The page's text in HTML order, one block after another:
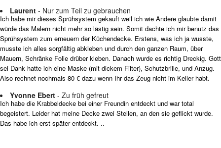
Laurent - Nur zum Teil zu gebrauchen
Ich habe mir dieses Sprühsystem gekauft weil ich wie Andere glaubte damit
würde das Malern nicht mehr so lästig sein. Somit dachte ich mir benutz das
Sprühsystem zum erneuern der Küchendecke. Erstens, was ich ja wusste,
musste ich alles sorgfältig abkleben und durch den ganzen Raum, über
Mauern, Schränke Folie drüber kleben. Danach wurde es richtig Dreckig. Gott
sei Dank hatte ich eine Maske (mit dickem Filter), Schutzbrille, und Anzug.
Also rechnet nochmals 80 € dazu wenn Ihr das Zeug nicht im Keller habt.
Yvonne Ebert - Zu früh gefreut
Ich habe die Krabbeldecke bei einer Freundin entdeckt und war total
begeistert. Leider hat meine Decke zwei Stellen, an den sie geflickt wurde.
Das habe ich erst später entdeckt. ..